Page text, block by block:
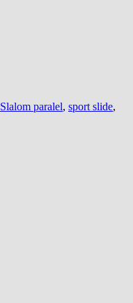
Slalom paralel, sport slide,